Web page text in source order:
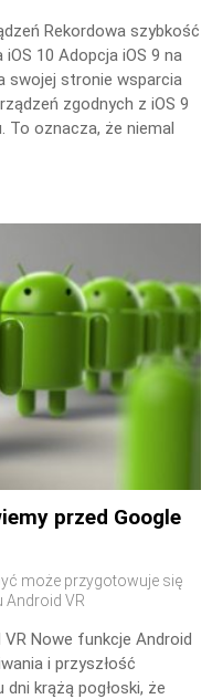
Rekordowa szybkość
10 Adopcja iOS 9 na
swojej stronie wsparcia
zgodnych z iOS 9
To oznacza, że niemal
przed Google
może przygotowuje się
Android VR
Nowe funkcje Android
i przyszłość
krążą pogłoski, że